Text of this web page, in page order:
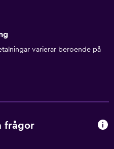
varierar beroende på
frågor